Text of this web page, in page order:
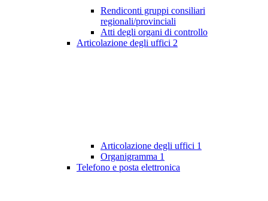
Rendiconti gruppi consiliari
regionali/provinciali
Atti degli organi di controllo
Articolazione degli uffici 2
Articolazione degli uffici 1
Organigramma 1
Telefono e posta elettronica